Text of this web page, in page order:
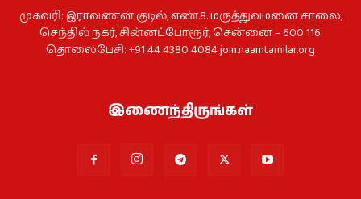
முகவரி: இராவணன் குடில், எண்.8. மருத்துவமனை சாலை,
செந்தில் நகர், சின்னப்போரூர், சென்னை – 600 116.
தொலைபேசி: +91 44 4380 4084join.naamtamilar.org
இணைந்திருங்கள்